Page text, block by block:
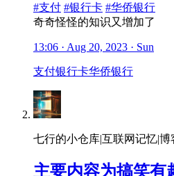
#支付 #银行卡 #华侨银行
奇奇怪怪的知识又增加了
13:06 · Aug 20, 2023 · Sun
支付银行卡华侨银行
七行的小仓库|互联网记忆|博
主要内容为搞笑有